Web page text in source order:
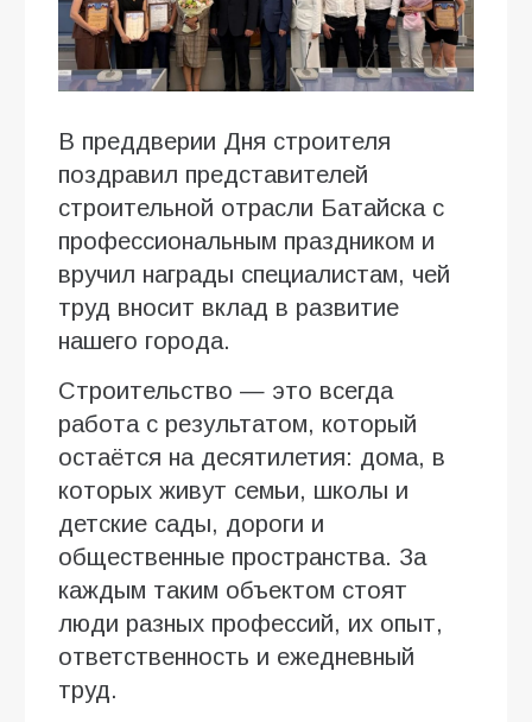
В преддверии Дня строителя
поздравил представителей
строительной отрасли Батайска с
профессиональным праздником и
вручил награды специалистам, чей
труд вносит вклад в развитие
нашего города.
Строительство — это всегда
работа с результатом, который
остаётся на десятилетия: дома, в
которых живут семьи, школы и
детские сады, дороги и
общественные пространства. За
каждым таким объектом стоят
люди разных профессий, их опыт,
ответственность и ежедневный
труд.